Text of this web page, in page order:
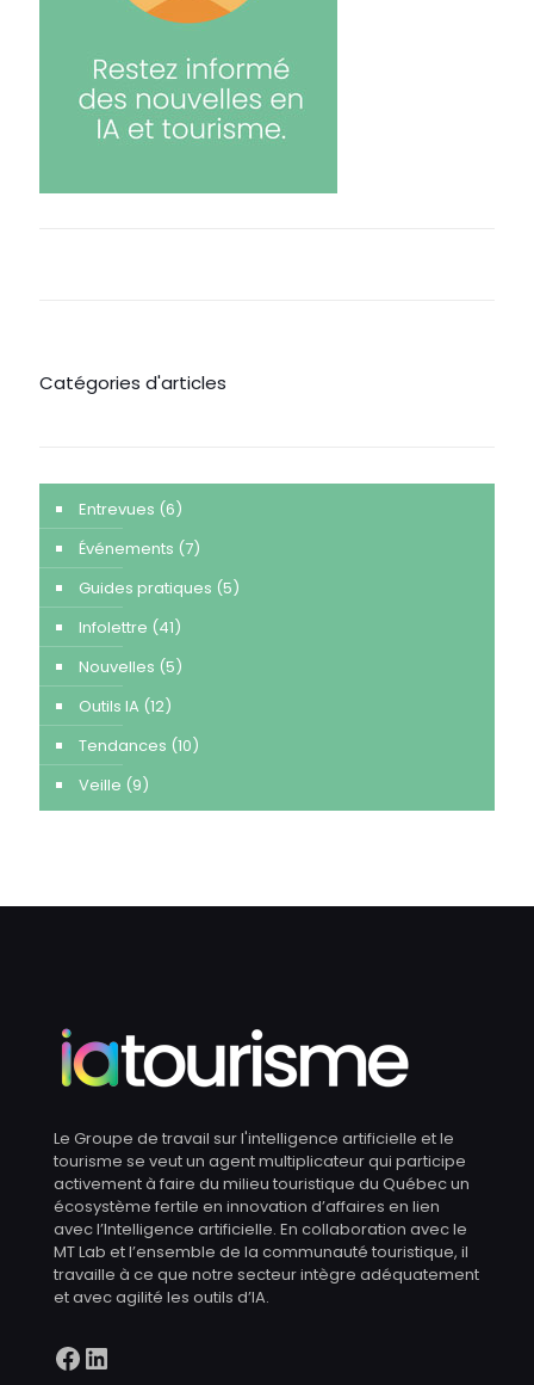
Catégories d'articles
Entrevues (6)
Événements (7)
Guides pratiques (5)
Infolettre (41)
Nouvelles (5)
Outils IA (12)
Tendances (10)
Veille (9)
Le Groupe de travail sur l'intelligence artificielle et le
tourisme se veut un agent multiplicateur qui participe
activement à faire du milieu touristique du Québec un
écosystème fertile en innovation d’affaires en lien
avec l’Intelligence artificielle. En collaboration avec le
MT Lab et l’ensemble de la communauté touristique, il
travaille à ce que notre secteur intègre adéquatement
et avec agilité les outils d’IA.
Facebook
LinkedIn